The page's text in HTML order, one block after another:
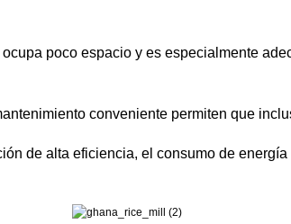
poco espacio y es especialmente
conveniente permiten que
de alta eficiencia, el consumo de